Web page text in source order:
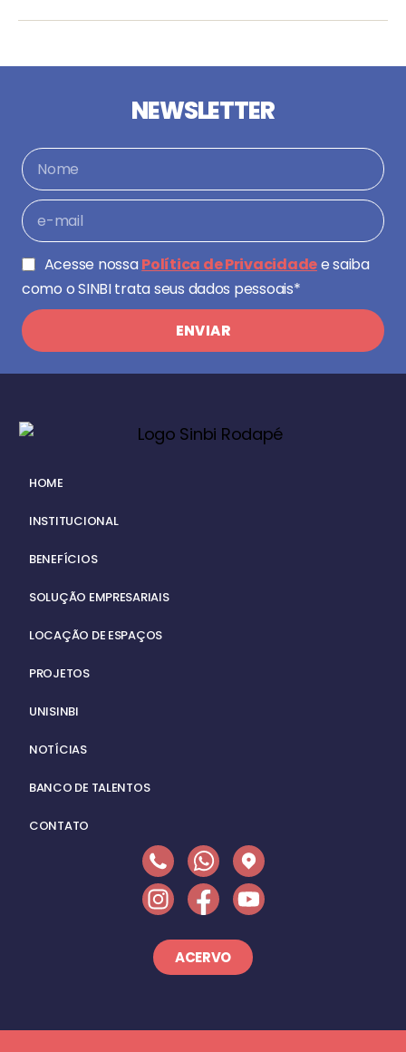
NEWSLETTER
Acesse nossaPolítica de Privacidadee saiba
como o SINBI trata seus dados pessoais*
ENVIAR
HOME
INSTITUCIONAL
BENEFÍCIOS
SOLUÇÃO EMPRESARIAIS
LOCAÇÃO DE ESPAÇOS
PROJETOS
UNISINBI
NOTÍCIAS
BANCO DE TALENTOS
CONTATO
ACERVO